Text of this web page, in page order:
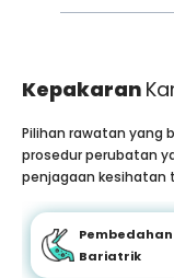
Kepakaran
Pilihan rawatan yang
prosedur perubatan
penjagaan kesihatan
Pembedahan
Bariatrik